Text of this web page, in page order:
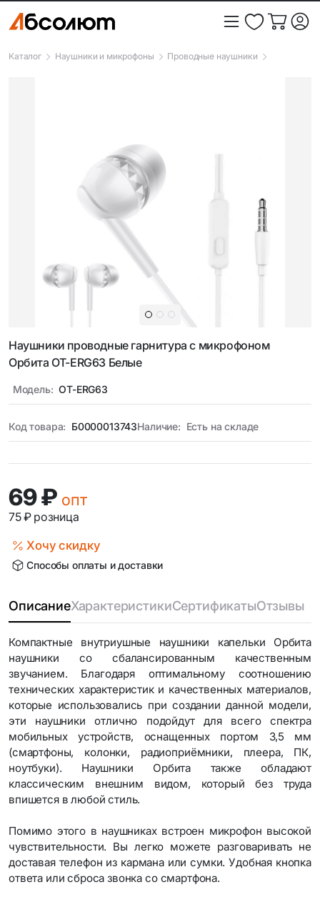
Каталог Наушники и микрофоны Проводные наушники
Наушники проводные гарнитура с микрофоном
Орбита OT-ERG63 Белые
Модель:OT-ERG63
Код товара: Б0000013743Наличие: Есть на складе
69 ₽ опт
75 ₽ розница
Хочу скидку
Способы оплаты и доставки
ОписаниеХарактеристикиСертификатыОтзывы
Компактные внутриушные наушники капельки Орбита
наушники со сбалансированным качественным
звучанием. Благодаря оптимальному соотношению
технических характеристик и качественных материалов,
которые использовались при создании данной модели,
эти наушники отлично подойдут для всего спектра
мобильных устройств, оснащенных портом 3,5 мм
(смартфоны, колонки, радиоприёмники, плеера, ПК,
ноутбуки). Наушники Орбита также обладают
классическим внешним видом, который без труда
впишется в любой стиль.
Помимо этого в наушниках встроен микрофон высокой
чувствительности. Вы легко можете разговаривать не
доставая телефон из кармана или сумки. Удобная кнопка
ответа или сброса звонка со смартфона.